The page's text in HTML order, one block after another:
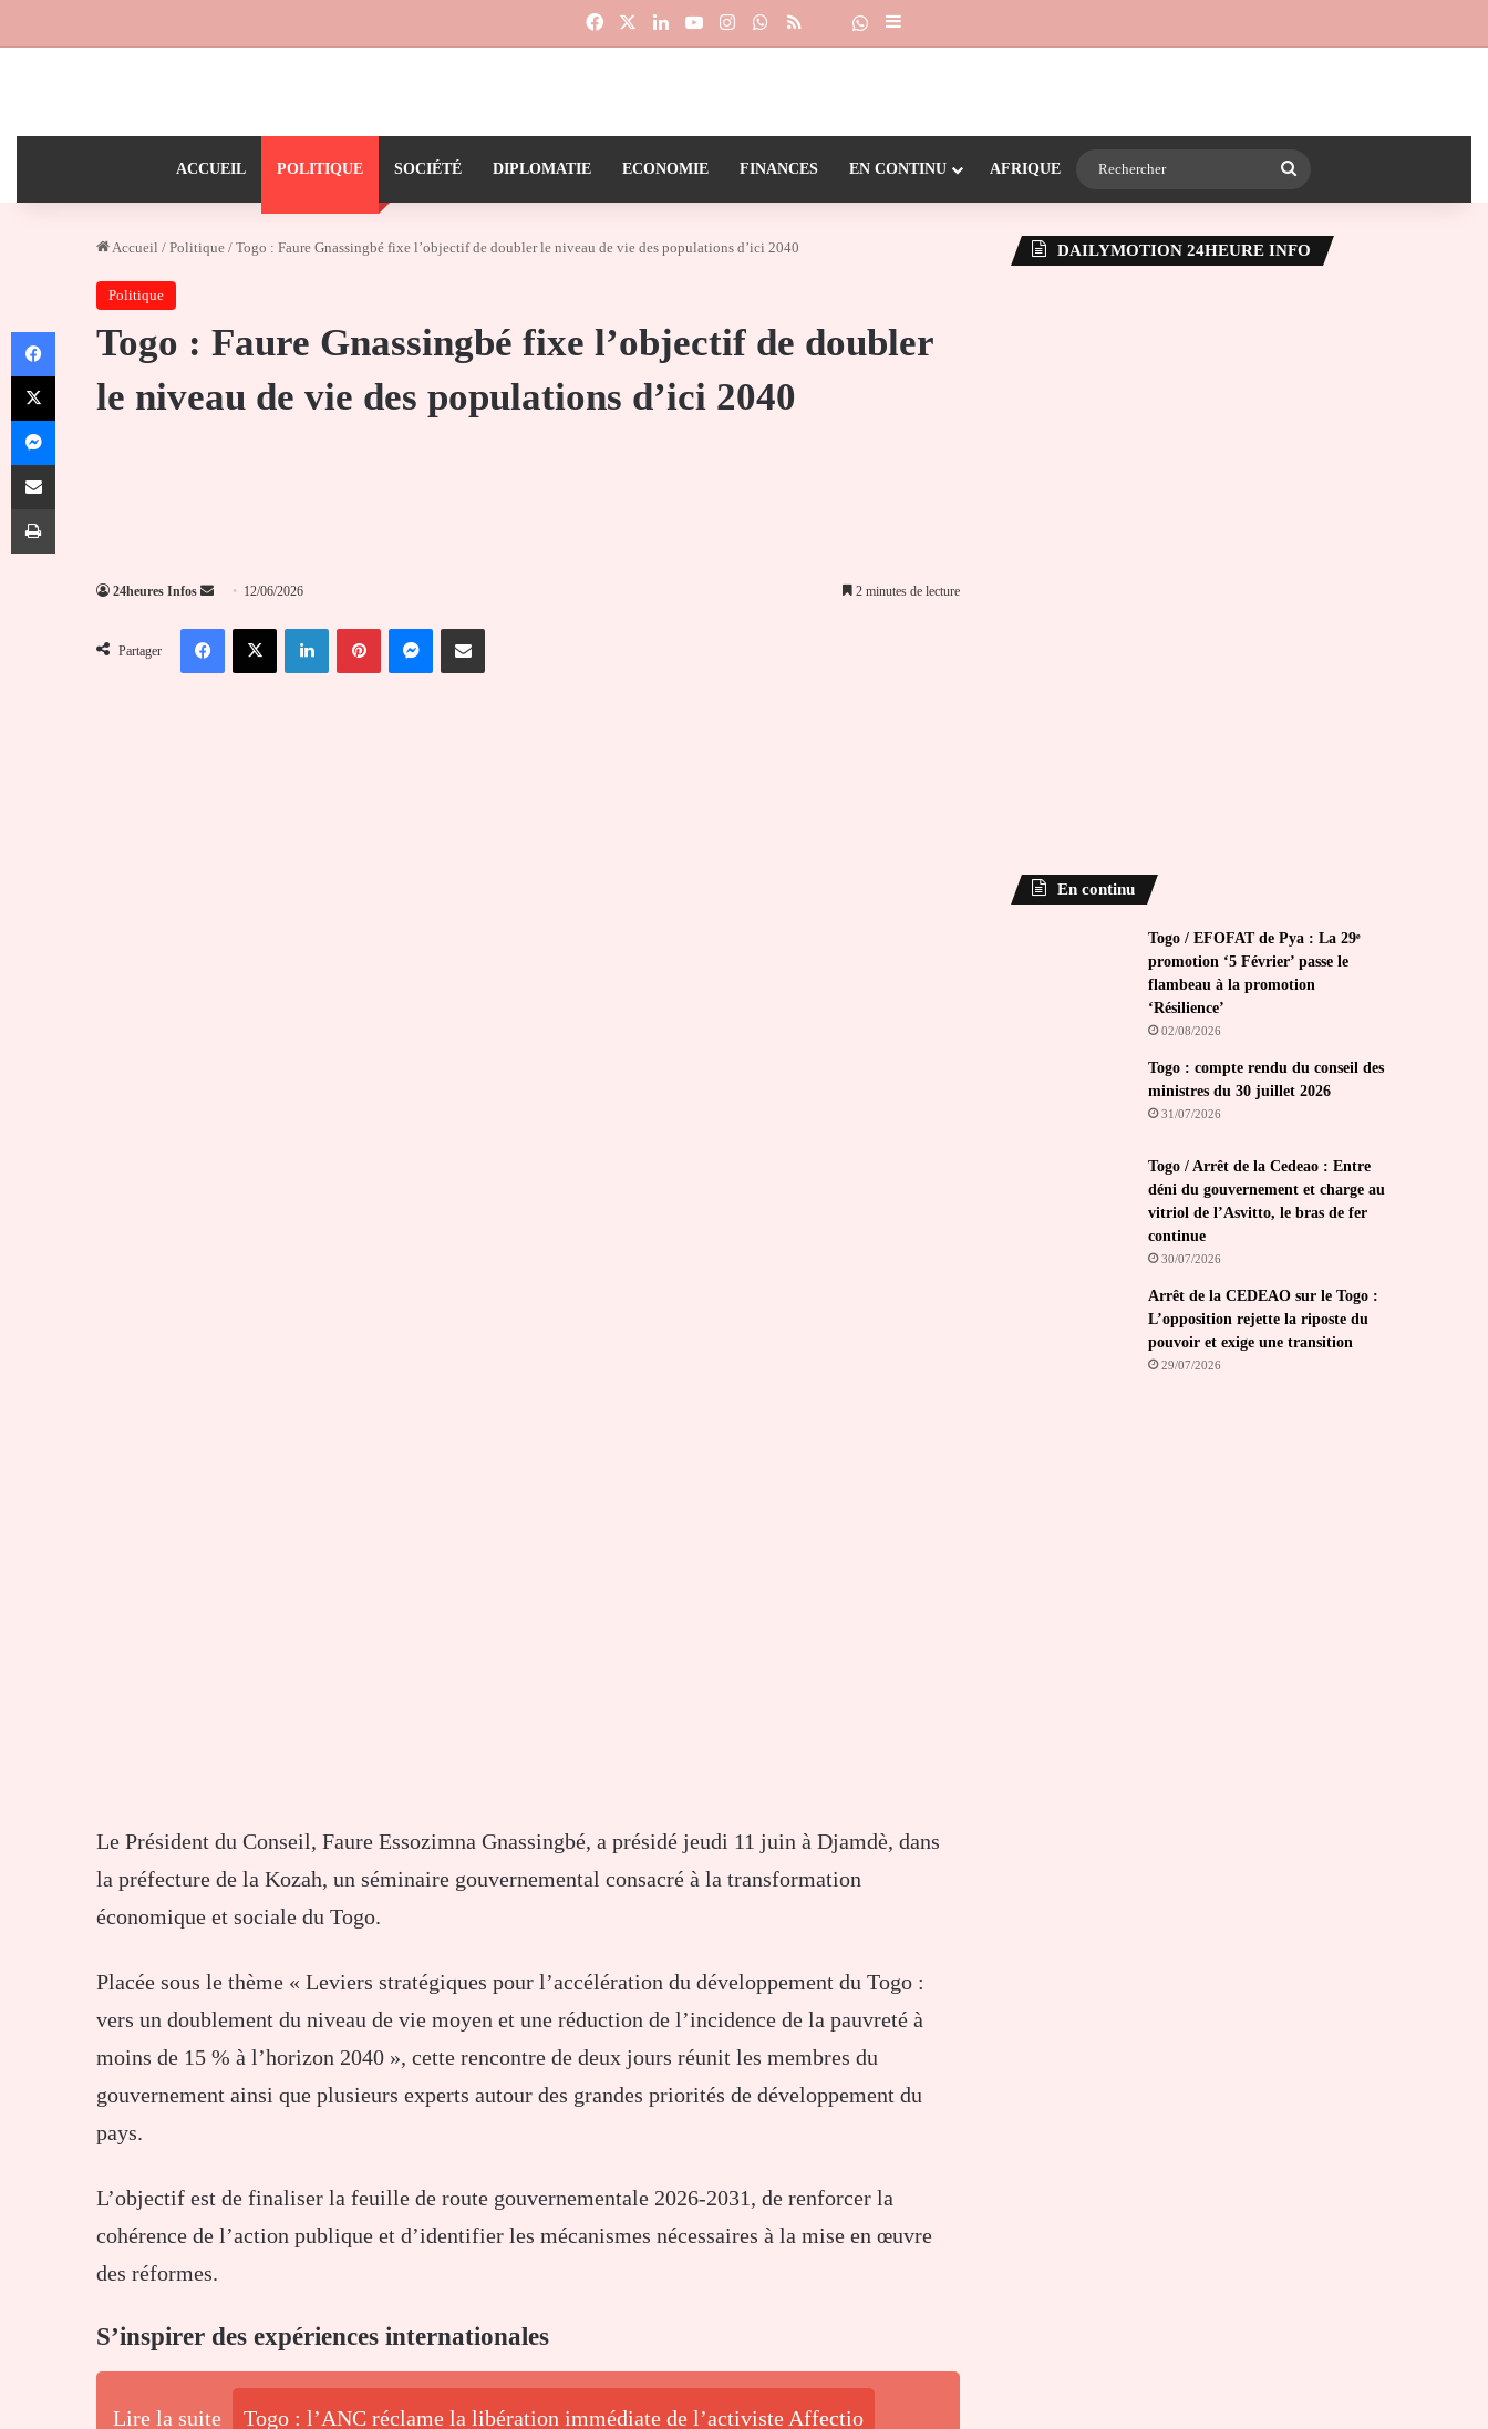
FacebookLinkedinYouTubeInstagramWhatsApp
RSS Dailymotion
Suivre la chaîne 24heureinfo sur WhatsApp
Sidebar (barre latérale)
ACCUEIL POLITIQUE SOCIÉTÉ DIPLOMATIE ECONOMIE FINANCES EN CONTINU AFRIQUE
Accueil / Politique / Togo : Faure Gnassingbé fixe l’objectif de doubler le niveau de vie des populations d’ici 2040
Politique
Togo : Faure Gnassingbé fixe l’objectif de doubler
le niveau de vie des populations d’ici 2040
24heures Infos
Envoyer
courriel
12/06/2026 2 minutes de lecture
Partager
FacebookX LinkedinPinterestMessengerPartager par email
Le Président du Conseil, Faure Essozimna Gnassingbé, a présidé jeudi 11 juin à Djamdè, dans
la préfecture de la Kozah, un séminaire gouvernemental consacré à la transformation
économique et sociale du Togo.
Placée sous le thème « Leviers stratégiques pour l’accélération du développement du Togo :
vers un doublement du niveau de vie moyen et une réduction de l’incidence de la pauvreté à
moins de 15 % à l’horizon 2040 », cette rencontre de deux jours réunit les membres du
gouvernement ainsi que plusieurs experts autour des grandes priorités de développement du
pays.
L’objectif est de finaliser la feuille de route gouvernementale 2026-2031, de renforcer la
cohérence de l’action publique et d’identifier les mécanismes nécessaires à la mise en œuvre
des réformes.
S’inspirer des expériences internationales
Lire la suite Togo : l’ANC réclame la libération immédiate de l’activiste Affectio
DAILYMOTION 24HEURE INFO
En continu
Togo / EFOFAT de Pya : La 29ᵉ
promotion ‘5 Février’ passe le
flambeau à la promotion
‘Résilience’
02/08/2026
Togo : compte rendu du conseil des
ministres du 30 juillet 2026
31/07/2026
Togo / Arrêt de la Cedeao : Entre
déni du gouvernement et charge au
vitriol de l’Asvitto, le bras de fer
continue
30/07/2026
Arrêt de la CEDEAO sur le Togo :
L’opposition rejette la riposte du
pouvoir et exige une transition
29/07/2026
Facebook
X
Messenger
Partager par email